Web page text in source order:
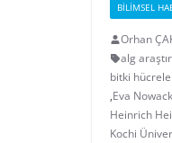
BILIMSEL
Orhan
alg
bitki
,Eva Nowack
Heinrich
Kochi